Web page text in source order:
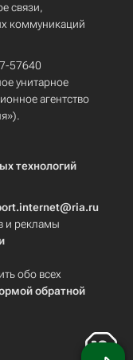
связи,
коммуникаций
57640
унитарное
агентство
технологий
и рекламы
обо всех
обратной